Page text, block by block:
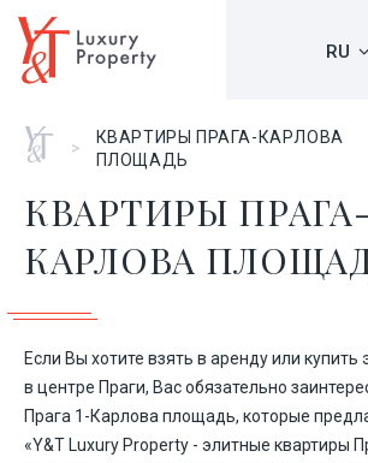
RU
Главная
>
КВАРТИРЫ ПРАГА-КАРЛОВА
ПЛОЩАДЬ
КВАРТИРЫ ПРАГА-
КАРЛОВА
Если Вы хотите взять в аренду или купить
в центре Праги, Вас обязательно
Прага 1-Карлова площадь, которые
«Y&T Luxury Property - элитные квартиры